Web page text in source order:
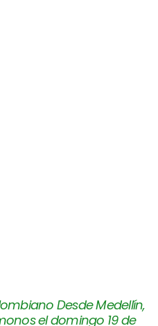
Desde Medellín,
el domingo 19 de